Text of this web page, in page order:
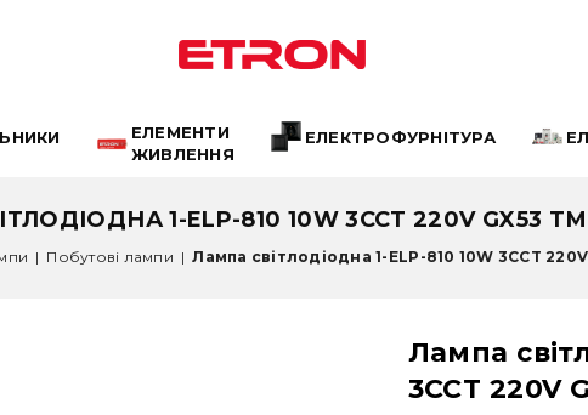
ЕЛЕМЕНТИ
ЖИВЛЕННЯ
ЕЛЕКТРОФУРНІТУРА
1-ELP-810 10W 3CCT 220V GX53 ТМ
| Побутові лампи | Лампа світлодіодна 1-ELP-810 10W 3CCT 220V
Лампа
3CCT 220V